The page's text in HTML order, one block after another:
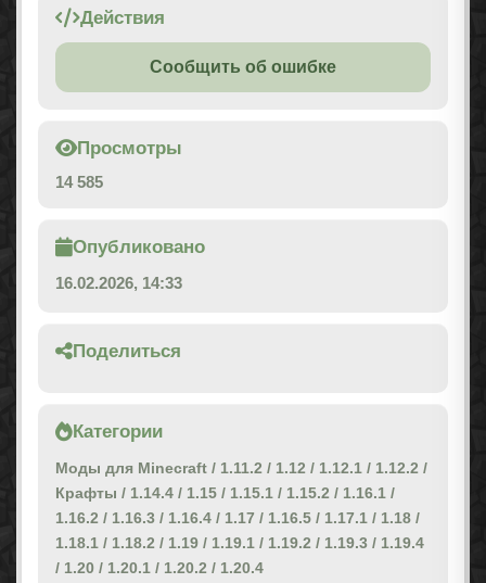
Действия
Сообщить об ошибке
Просмотры
14 585
Опубликовано
16.02.2026, 14:33
Поделиться
Категории
Моды для Minecraft / 1.11.2 / 1.12 / 1.12.1 / 1.12.2 /
Крафты / 1.14.4 / 1.15 / 1.15.1 / 1.15.2 / 1.16.1 /
1.16.2 / 1.16.3 / 1.16.4 / 1.17 / 1.16.5 / 1.17.1 / 1.18 /
1.18.1 / 1.18.2 / 1.19 / 1.19.1 / 1.19.2 / 1.19.3 / 1.19.4
/ 1.20 / 1.20.1 / 1.20.2 / 1.20.4